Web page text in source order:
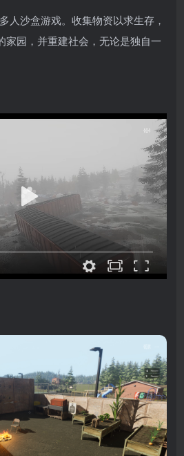
人沙盒游戏。收集物资以求生存，
家园，并重建社会，无论是独自一